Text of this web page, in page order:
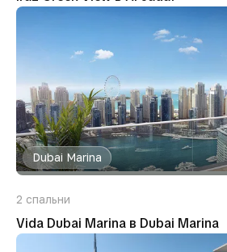
Dubai Marina
2 спальни
Vida Dubai Marina в Dubai Marina